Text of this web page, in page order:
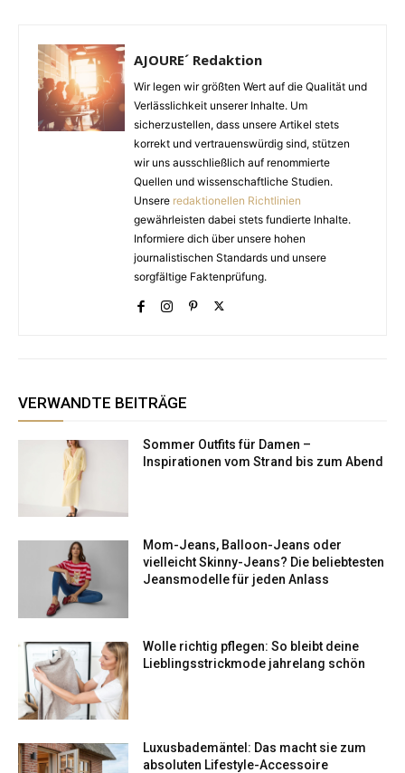
AJOURE´ Redaktion
Wir legen wir größten Wert auf die Qualität und
Verlässlichkeit unserer Inhalte. Um
sicherzustellen, dass unsere Artikel stets
korrekt und vertrauenswürdig sind, stützen
wir uns ausschließlich auf renommierte
Quellen und wissenschaftliche Studien.
Unsere redaktionellen Richtlinien
gewährleisten dabei stets fundierte Inhalte.
Informiere dich über unsere hohen
journalistischen Standards und unsere
sorgfältige Faktenprüfung.
VERWANDTE BEITRÄGE
Sommer Outfits für Damen –
Inspirationen vom Strand bis zum Abend
Mom-Jeans, Balloon-Jeans oder
vielleicht Skinny-Jeans? Die beliebtesten
Jeansmodelle für jeden Anlass
Wolle richtig pflegen: So bleibt deine
Lieblingsstrickmode jahrelang schön
Luxusbademäntel: Das macht sie zum
absoluten Lifestyle-Accessoire